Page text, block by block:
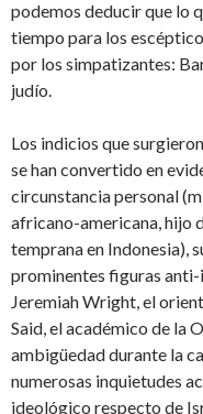
podemos deducir que lo
tiempo para los
por los simpatizantes:
judío.
Los indicios que
se han convertido en
circunstancia personal
africano-americana, hijo
temprana en Indonesia),
prominentes figuras
Jeremiah Wright, el
Said, el académico de la
ambigüedad durante la
numerosas inquietudes
ideológico respecto de